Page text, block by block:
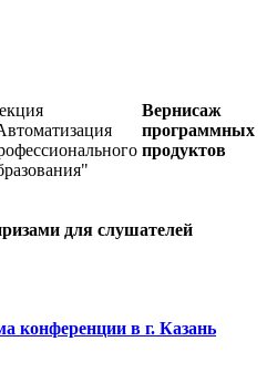
Вернисаж
программных
продуктов
для слушателей
конференции в г. Казань